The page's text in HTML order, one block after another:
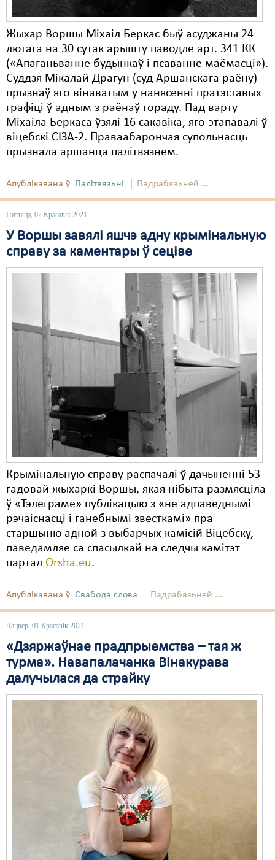
Жыхар Воршы Міхаіл Беркас быў асуджаны 24
лютага на 30 сутак арышту паводле арт. 341 КК
(«Апаганьванне будынкаў і псаванне маёмасці»).
Суддзя Мікалай Драгун (суд Аршанскага раёну)
прызнаў яго вінаватым у нанясенні пратэставых
графіці ў адным з раёнаў гораду. Пад варту
Міхаіла Беркаса ўзялі 16 сакавіка, яго этапавалі ў
віцебскі СІЗА-2. Праваабарончая супольнасць
прызнала аршанца палітвязнем.
Апублікавана ў Палітвязьні Падрабязьней ...
Пятніца, 02 Красавік 2021
У Воршы завялі яшчэ адну крымінальную
справу за каментары ў сеціве
Крымінальную справу распачалі ў дачыненні 53-
гадовай жыхаркі Воршы, якая нібыта размясціла
ў «Тэлеграме» публікацыю з «не адпаведнымі
рэчаіснасці і ганебнымі звесткамі» пра
старшыню адной з выбарчых камісій Віцебску,
паведамляе са спасылкай на следчы камітэт
партал Orsha.eu.
Апублікавана ў Свабода слова Падрабязьней ...
Чацвер, 01 Красавік 2021
«Дзяржаўнае прадпрыемства – тая ж
турма». Навапалачанка Вінакурава
далучылася да страйку